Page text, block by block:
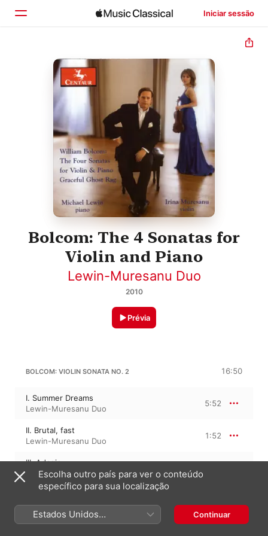
Iniciar sessão
Início
Explorar
Buscar
Bolcom: The 4 Sonatas for
Violin and Piano
Lewin-Muresanu Duo
2010
Prévia
BOLCOM: VIOLIN SONATA NO. 2 16:50
I. Summer Dreams
Lewin-Muresanu Duo
5:52
II. Brutal, fast
Lewin-Muresanu Duo
1:52
III. Adagio
Lewin-Muresanu Duo
Lewin-Muresanu Duo
Escolha outro país para ver o conteúdo
específico para sua localização
Estados Unidos
(Português Brasil)
Continuar